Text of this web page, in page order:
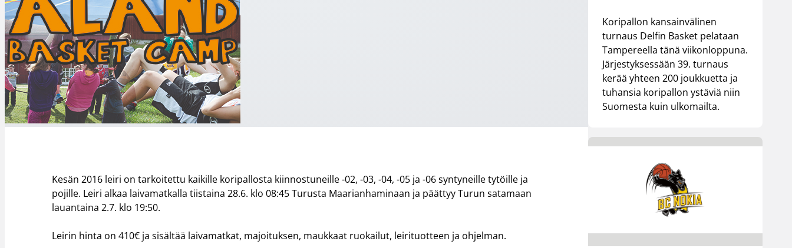
Kesän 2016 leiri on tarkoitettu kaikille koripallosta kiinnostuneille -02, -03, -04, -05 ja -06 syntyneille tytöille ja
pojille. Leiri alkaa laivamatkalla tiistaina 28.6. klo 08:45 Turusta Maarianhaminaan ja päättyy Turun satamaan
lauantaina 2.7. klo 19:50.
Leirin hinta on 410€ ja sisältää laivamatkat, majoituksen, maukkaat ruokailut, leirituotteen ja ohjelman.
Koripallon kansainvälinen
turnaus Delfin Basket pelataan
Tampereella tänä viikonloppuna.
Järjestyksessään 39. turnaus
kerää yhteen 200 joukkuetta ja
tuhansia koripallon ystäviä niin
Suomesta kuin ulkomailta.